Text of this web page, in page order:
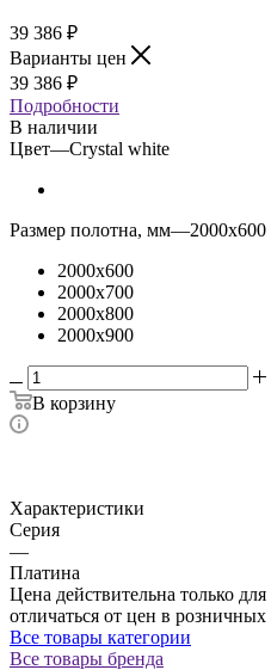
39 386 ₽
Варианты цен
39 386 ₽
Подробности
В наличии
Цвет—Crystal white
Размер полотна, мм—2000x600
2000x600
2000x700
2000x800
2000x900
В корзину
Характеристики
Серия
—
Платина
Цена действительна только
отличаться от цен в розничных
Все товары категории
Все товары бренда